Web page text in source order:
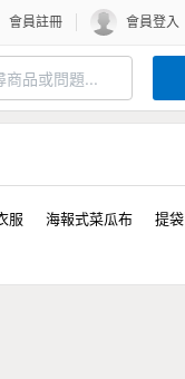
會員註冊 會員登入
服 海報式菜瓜布
提袋